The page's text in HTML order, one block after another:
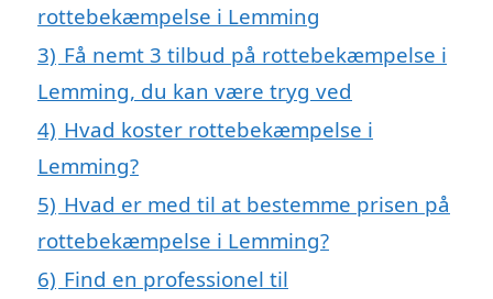
rottebekæmpelse i Lemming
3) Få nemt 3 tilbud på rottebekæmpelse i
Lemming, du kan være tryg ved
4) Hvad koster rottebekæmpelse i
Lemming?
5) Hvad er med til at bestemme prisen på
rottebekæmpelse i Lemming?
6) Find en professionel til